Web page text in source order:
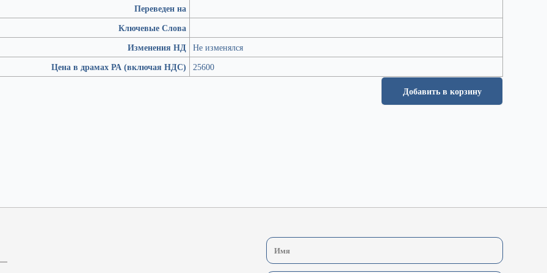
Переведен на
Ключевые Слова
Изменения НД Не изменялся
Цена в драмах РА (включая НДС)
25600
Добавить в корзину